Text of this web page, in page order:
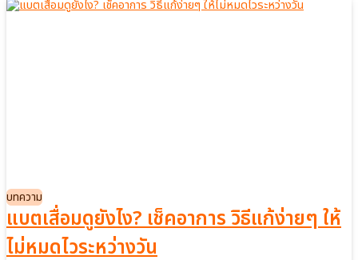
บทความ
แบตเสื่อมดูยังไง? เช็คอาการ วิธีแก้ง่ายๆ ให้
ไม่หมดไวระหว่างวัน